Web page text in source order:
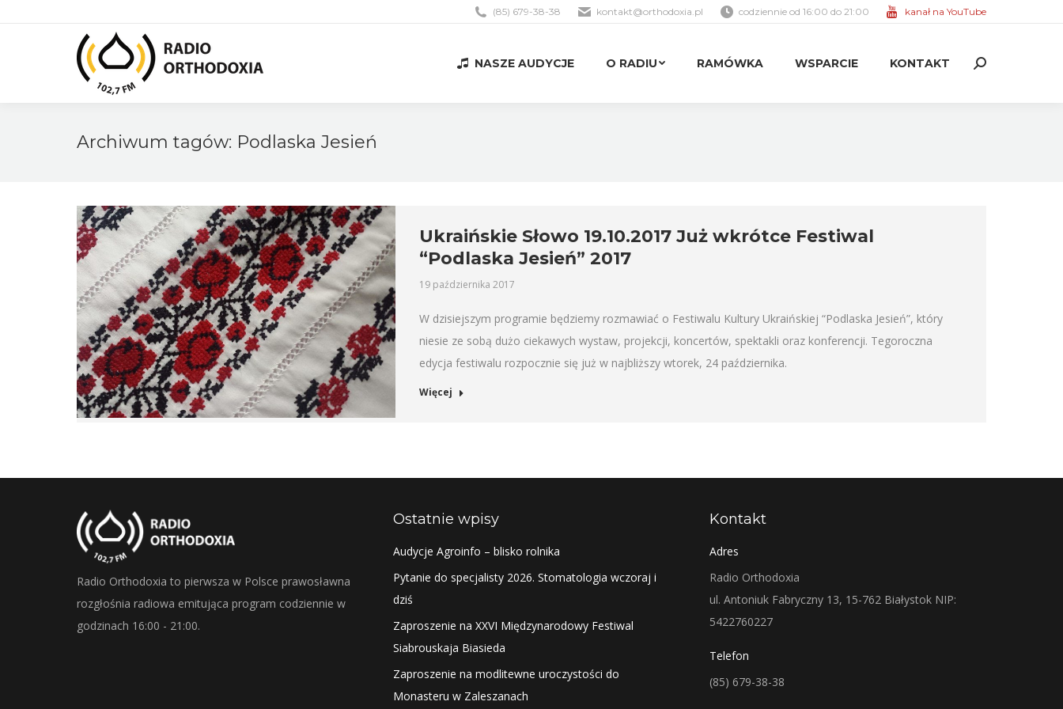
(85) 679-38-38 kontakt@orthodoxia.pl codziennie od 16:00 do 21:00 kanał na YouTube
NASZE AUDYCJE O RADIU RAMÓWKA WSPARCIE KONTAKT Search:
Archiwum tagów: Podlaska Jesień
Ukraińskie Słowo 19.10.2017 Już wkrótce Festiwal
“Podlaska Jesień” 2017
19 października 2017
W dzisiejszym programie będziemy rozmawiać o Festiwalu Kultury Ukraińskiej “Podlaska Jesień”, który
niesie ze sobą dużo ciekawych wystaw, projekcji, koncertów, spektakli oraz konferencji. Tegoroczna
edycja festiwalu rozpocznie się już w najbliższy wtorek, 24 października.
Więcej
Radio Orthodoxia to pierwsza w Polsce prawosławna
rozgłośnia radiowa emitująca program codziennie w
godzinach 16:00 - 21:00.
Ostatnie wpisy
Audycje Agroinfo – blisko rolnika
Pytanie do specjalisty 2026. Stomatologia wczoraj i
dziś
Zaproszenie na XXVI Międzynarodowy Festiwal
Siabrouskaja Biasieda
Zaproszenie na modlitewne uroczystości do
Monasteru w Zaleszanach
Kontakt
Adres
Radio Orthodoxia
ul. Antoniuk Fabryczny 13, 15-762 Białystok NIP:
5422760227
Telefon
(85) 679-38-38